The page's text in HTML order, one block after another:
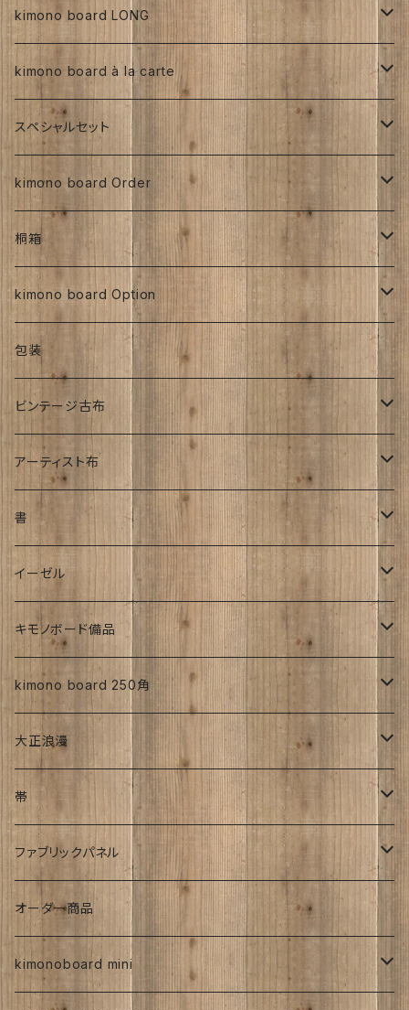
型染め
その他、紅型、ろうけつ等
大正着物 ビンテージ品
京都三年坂
ち江すさん
京友禅
銘仙
手書き
型染め
その他、紅型、ろうけつ
その他
銘仙
手書き
型染め
その他、紅型、ろうけつ等
人絹
手書き
型染め
その他、紅型、ろうけつ等
その他
交織
大正浪漫
ビンテージ古布
正絹
ろうけつ染め
ち江すさん
工房チリントゥさん
紅型染め
京友禅
金彩加工
大正着物｜古布
子供
人絹
その他
交織
大正浪漫
ビンテージ古布
kimono board LONG
正絹
書入り
伊藤瑞賢氏
ち江すさん
ろうけつ染め
手書き染め
人絹
その他
ち江すさん
kimono board à la carte
正絹
明治着物
大正着物
昭和初期着物
昭和中期着物
平成着物
アンティーク
刺繍入り
帯
人絹
金彩加工
その他
ち江すさん
銘仙
スペシャルセット
太山寺SET ／ 珈琲と焼き菓子セット
お茶と和菓子セット
太山寺SELECT ／ 珈琲＆amp;焼き菓子セット
kimono board Order
正絹
大正着物
人絹
その他
桐箱
270角
オーダーサイズ
kimono board Option
正絹
人絹
その他
包装
ビンテージ古布
明治時代
大正時代
昭和初期S25年前
お花
アーティスト布
工房チリントゥさん
ち江すさん
詩入り
沖縄：カタチキ
愛知:アイヒラコ
書
伊藤瑞賢氏
雑誌
CLasism
イーゼル
27ｃｍサイズから上
キモノボード備品
イーゼル
文字入れ
伊藤髄賢氏
風呂敷
強力磁石内臓
時計
kimono board 250角
平成着物
ろうけつ染め
昭和中期の着物
お召
大正浪漫
アンティーク
ユーモア
帯
アンティーク
お祝い
ファブリックパネル
着物柄
紅型
オーダー商品
kimonoboard mini